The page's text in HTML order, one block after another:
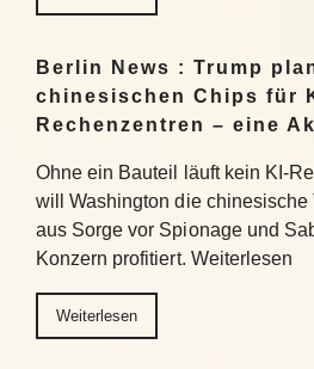
Berlin News : Trump
chinesischen Chips für
Rechenzentren – eine
Ohne ein Bauteil läuft kein KI-
will Washington die chinesische
aus Sorge vor Spionage und
Konzern profitiert. Weiterlesen
Weiterlesen